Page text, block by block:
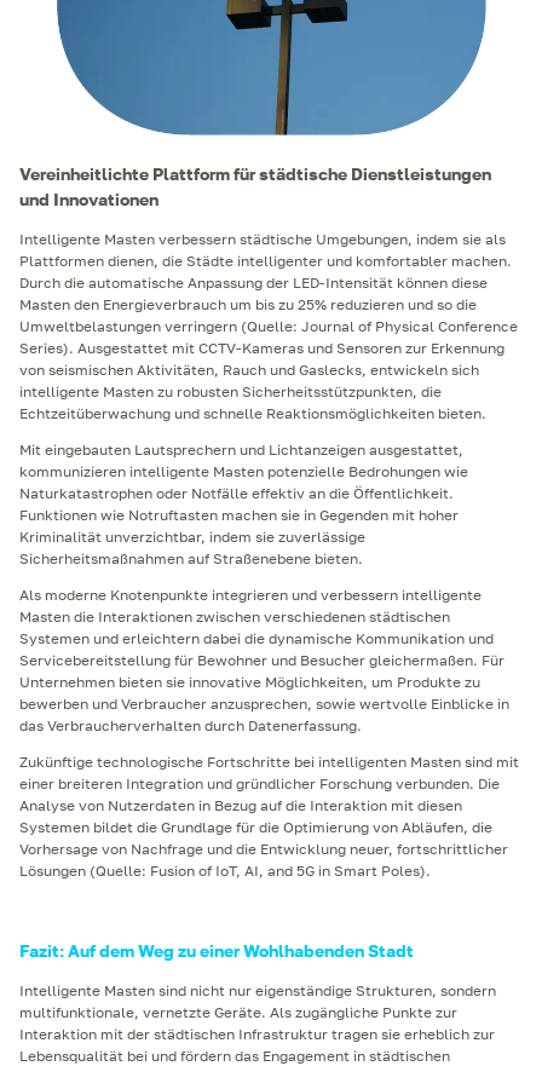
Vereinheitlichte Plattform für städtische Dienstleistungen
und Innovationen
Intelligente Masten verbessern städtische Umgebungen, indem sie als
Plattformen dienen, die Städte intelligenter und komfortabler machen.
Durch die automatische Anpassung der LED-Intensität können diese
Masten den Energieverbrauch um bis zu 25% reduzieren und so die
Umweltbelastungen verringern (Quelle: Journal of Physical Conference
Series). Ausgestattet mit CCTV-Kameras und Sensoren zur Erkennung
von seismischen Aktivitäten, Rauch und Gaslecks, entwickeln sich
intelligente Masten zu robusten Sicherheitsstützpunkten, die
Echtzeitüberwachung und schnelle Reaktionsmöglichkeiten bieten.
Mit eingebauten Lautsprechern und Lichtanzeigen ausgestattet,
kommunizieren intelligente Masten potenzielle Bedrohungen wie
Naturkatastrophen oder Notfälle effektiv an die Öffentlichkeit.
Funktionen wie Notruftasten machen sie in Gegenden mit hoher
Kriminalität unverzichtbar, indem sie zuverlässige
Sicherheitsmaßnahmen auf Straßenebene bieten.
Als moderne Knotenpunkte integrieren und verbessern intelligente
Masten die Interaktionen zwischen verschiedenen städtischen
Systemen und erleichtern dabei die dynamische Kommunikation und
Servicebereitstellung für Bewohner und Besucher gleichermaßen. Für
Unternehmen bieten sie innovative Möglichkeiten, um Produkte zu
bewerben und Verbraucher anzusprechen, sowie wertvolle Einblicke in
das Verbraucherverhalten durch Datenerfassung.
Zukünftige technologische Fortschritte bei intelligenten Masten sind mit
einer breiteren Integration und gründlicher Forschung verbunden. Die
Analyse von Nutzerdaten in Bezug auf die Interaktion mit diesen
Systemen bildet die Grundlage für die Optimierung von Abläufen, die
Vorhersage von Nachfrage und die Entwicklung neuer, fortschrittlicher
Lösungen (Quelle: Fusion of IoT, AI, and 5G in Smart Poles).
Fazit: Auf dem Weg zu einer Wohlhabenden Stadt
Intelligente Masten sind nicht nur eigenständige Strukturen, sondern
multifunktionale, vernetzte Geräte. Als zugängliche Punkte zur
Interaktion mit der städtischen Infrastruktur tragen sie erheblich zur
Lebensqualität bei und fördern das Engagement in städtischen